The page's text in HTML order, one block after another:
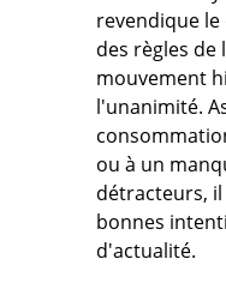
revendique
des règles de
mouvement
l'unanimité.
ou à un
détracteurs,
bonnes
d'actualité.